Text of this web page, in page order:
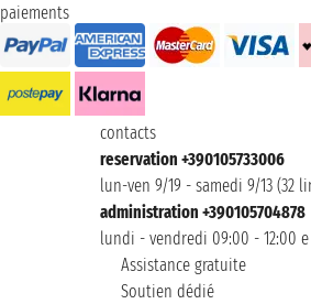
paiements
contacts
reservation +390105733006
lun-ven 9/19 - samedi 9/13 (32
administration +390105704878
lundi - vendredi 09:00 - 12:00 e
Assistance gratuite
Soutien dédié